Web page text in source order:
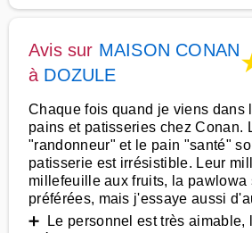
Avis sur MAISON CONAN
à DOZULE
Chaque fois quand je viens dans
pains et patisseries chez Conan.
"randonneur" et le pain "santé"
patisserie est irrésistible. Leur
millefeuille aux fruits, la pawlowa
préférées, mais j'essaye aussi
➕ Le personnel est très aimable,